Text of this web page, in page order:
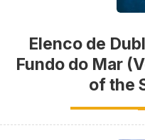
Elenco de
Fundo do Mar
of the